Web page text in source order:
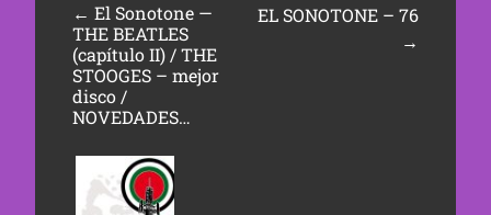
← El Sonotone —
THE BEATLES
(capítulo II) / THE
STOOGES – mejor
disco /
NOVEDADES…
EL SONOTONE – 76
→